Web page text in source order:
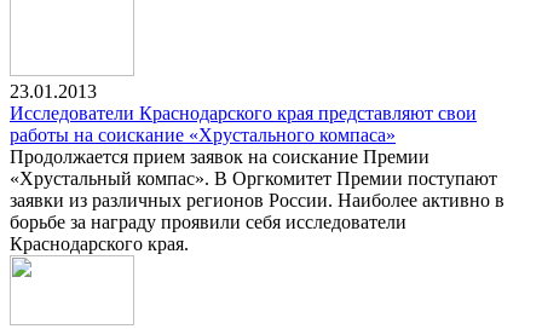
23.01.2013
Исследователи Краснодарского края представляют свои
работы на соискание «Хрустального компаса»
Продолжается прием заявок на соискание Премии
«Хрустальный компас». В Оргкомитет Премии поступают
заявки из различных регионов России. Наиболее активно в
борьбе за награду проявили себя исследователи
Краснодарского края.